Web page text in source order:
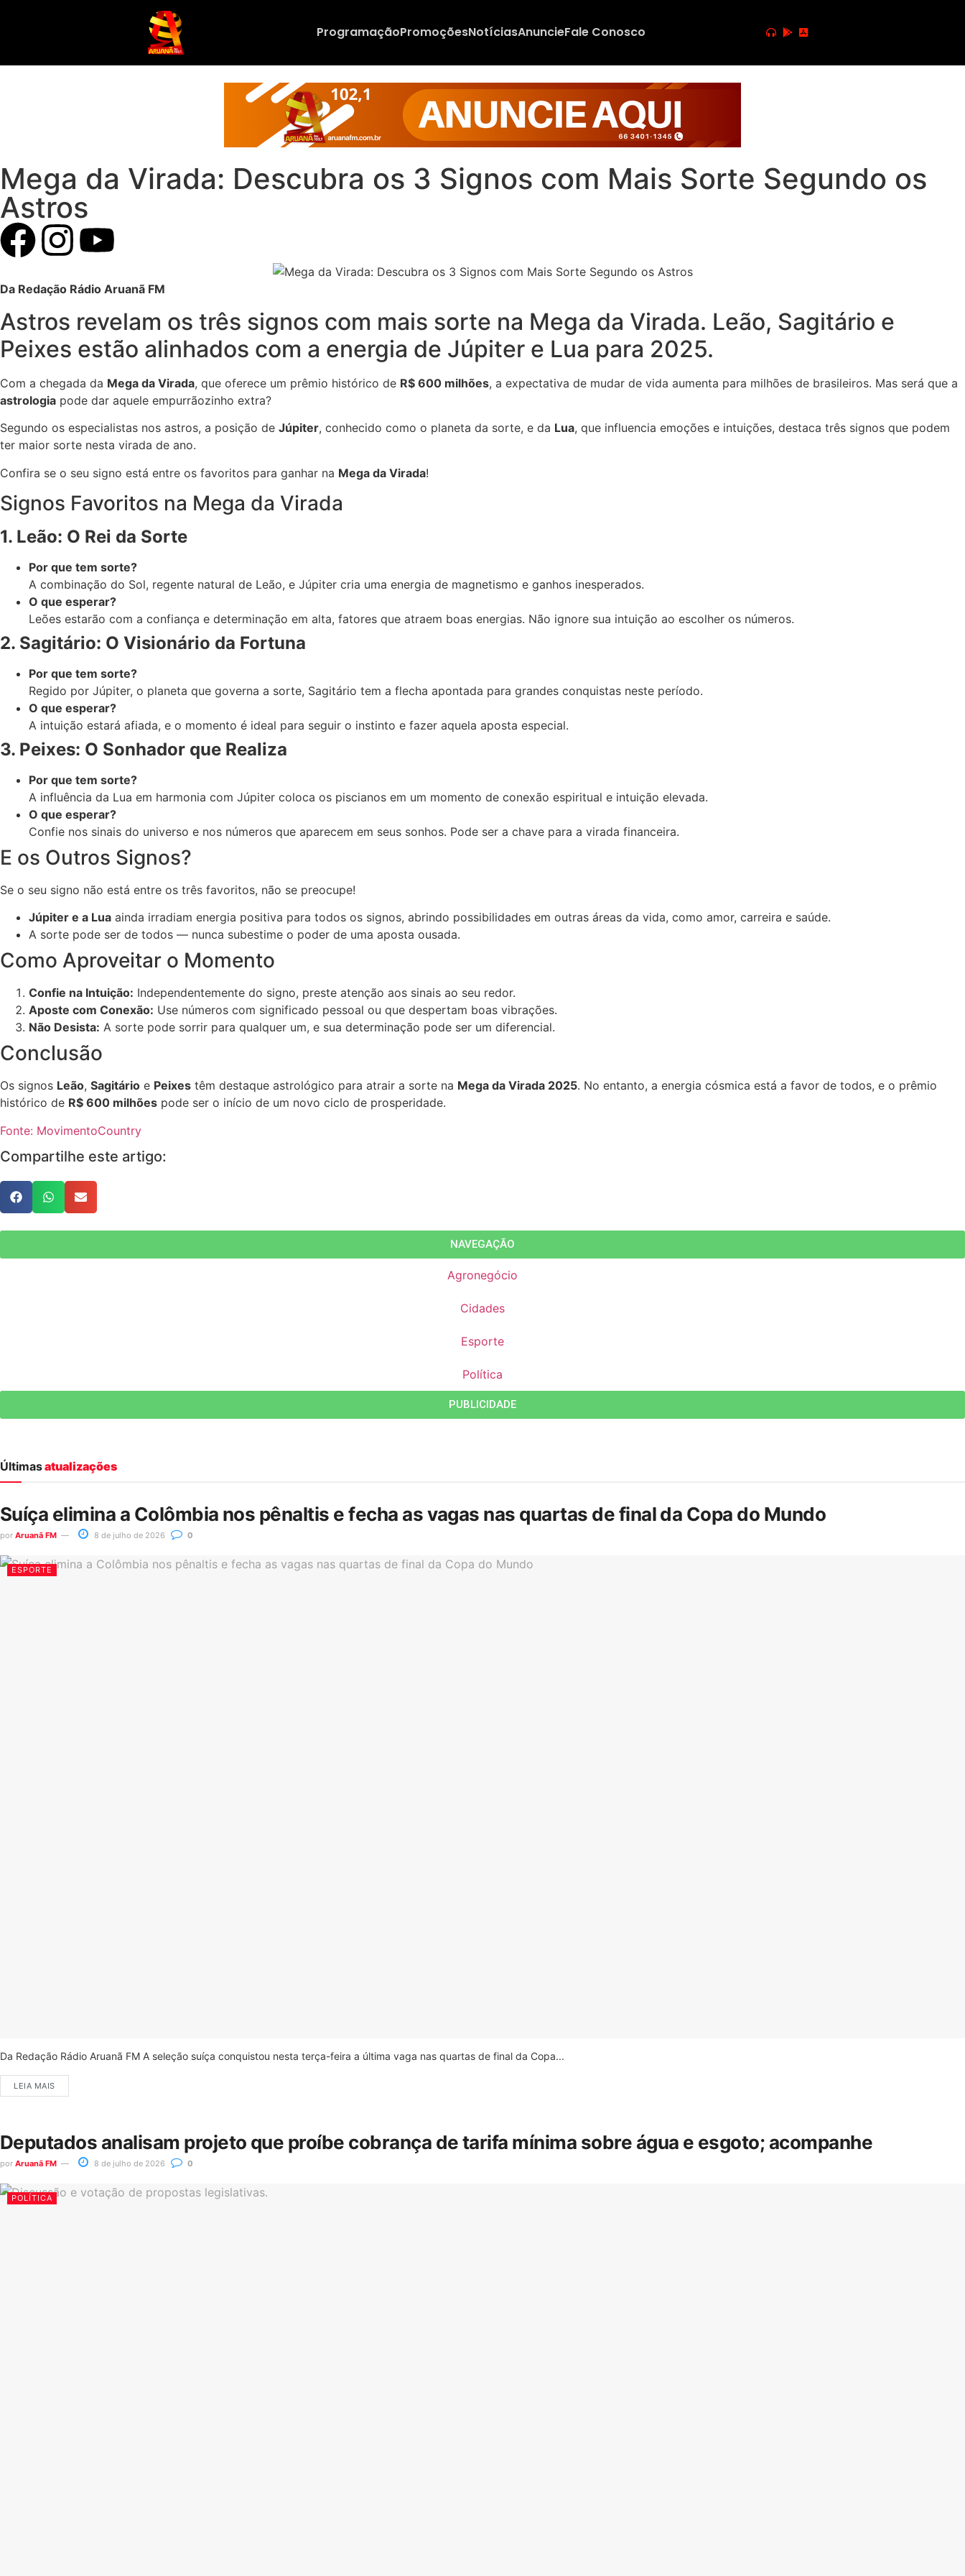
ProgramaçãoPromoçõesNotíciasAnuncieFale Conosco
Mega da Virada: Descubra os 3 Signos com Mais Sorte Segundo os
Astros
Da Redação Rádio Aruanã FM
Astros revelam os três signos com mais sorte na Mega da Virada. Leão, Sagitário e
Peixes estão alinhados com a energia de Júpiter e Lua para 2025.
Com a chegada da Mega da Virada, que oferece um prêmio histórico de R$ 600 milhões, a expectativa de mudar de vida aumenta para milhões de brasileiros. Mas será que a
astrologia pode dar aquele empurrãozinho extra?
Segundo os especialistas nos astros, a posição de Júpiter, conhecido como o planeta da sorte, e da Lua, que influencia emoções e intuições, destaca três signos que podem
ter maior sorte nesta virada de ano.
Confira se o seu signo está entre os favoritos para ganhar na Mega da Virada!
Signos Favoritos na Mega da Virada
1. Leão: O Rei da Sorte
Por que tem sorte?
A combinação do Sol, regente natural de Leão, e Júpiter cria uma energia de magnetismo e ganhos inesperados.
O que esperar?
Leões estarão com a confiança e determinação em alta, fatores que atraem boas energias. Não ignore sua intuição ao escolher os números.
2. Sagitário: O Visionário da Fortuna
Por que tem sorte?
Regido por Júpiter, o planeta que governa a sorte, Sagitário tem a flecha apontada para grandes conquistas neste período.
O que esperar?
A intuição estará afiada, e o momento é ideal para seguir o instinto e fazer aquela aposta especial.
3. Peixes: O Sonhador que Realiza
Por que tem sorte?
A influência da Lua em harmonia com Júpiter coloca os piscianos em um momento de conexão espiritual e intuição elevada.
O que esperar?
Confie nos sinais do universo e nos números que aparecem em seus sonhos. Pode ser a chave para a virada financeira.
E os Outros Signos?
Se o seu signo não está entre os três favoritos, não se preocupe!
Júpiter e a Lua ainda irradiam energia positiva para todos os signos, abrindo possibilidades em outras áreas da vida, como amor, carreira e saúde.
A sorte pode ser de todos — nunca subestime o poder de uma aposta ousada.
Como Aproveitar o Momento
Confie na Intuição: Independentemente do signo, preste atenção aos sinais ao seu redor.
Aposte com Conexão: Use números com significado pessoal ou que despertam boas vibrações.
Não Desista: A sorte pode sorrir para qualquer um, e sua determinação pode ser um diferencial.
Conclusão
Os signos Leão, Sagitário e Peixes têm destaque astrológico para atrair a sorte na Mega da Virada 2025. No entanto, a energia cósmica está a favor de todos, e o prêmio
histórico de R$ 600 milhões pode ser o início de um novo ciclo de prosperidade.
Fonte: MovimentoCountry
Compartilhe este artigo:
NAVEGAÇÃO
Agronegócio
Cidades
Esporte
Política
PUBLICIDADE
Últimasatualizações
Suíça elimina a Colômbia nos pênaltis e fecha as vagas nas quartas de final da Copa do Mundo
por Aruanã FM 8 de julho de 2026 0
ESPORTE
Da Redação Rádio Aruanã FM A seleção suíça conquistou nesta terça-feira a última vaga nas quartas de final da Copa...
LEIA MAIS
Deputados analisam projeto que proíbe cobrança de tarifa mínima sobre água e esgoto; acompanhe
por Aruanã FM 8 de julho de 2026 0
POLÍTICA